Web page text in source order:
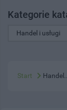
Kategorie
Start Handel...